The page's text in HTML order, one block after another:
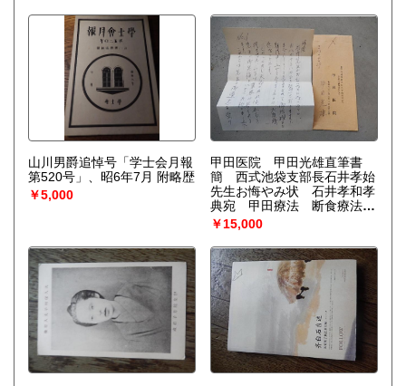
山川男爵追悼号「学士会月報
第520号」、昭6年7月 附略歴
￥5,000
甲田医院 甲田光雄直筆書
簡 西式池袋支部長石井孝始
先生お悔やみ状 石井孝和孝
典宛 甲田療法 断食療法
平成13年
￥15,000